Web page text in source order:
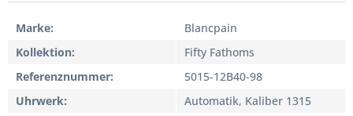
Marke
Blancpain
Kollektion
Fifty Fathoms
Referenznummer
5015-12B40-98
Uhrwerk
Automatik, Kaliber 1315